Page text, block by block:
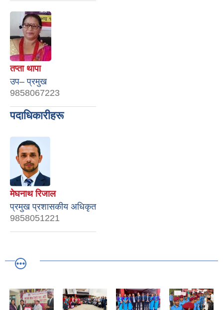
तप्ता थापा
उप– प्रमुख
9858067223
पदाधिकारीहरू
मेघनाथ रिजाल
प्रमुख प्रशासकीय अधिकृत
9858051221